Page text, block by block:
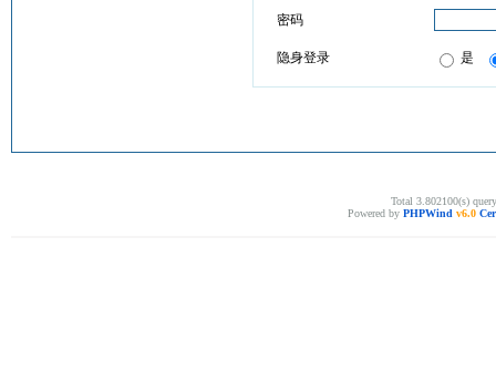
密码
隐身登录 是
Total 3.802100(s)
Powered by PHPWind v6.0